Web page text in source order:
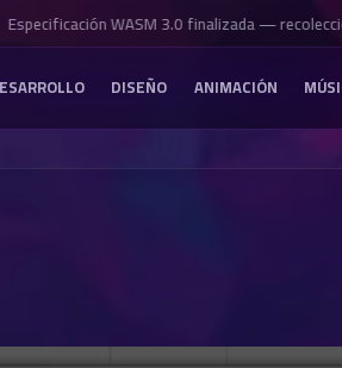
Especificación WASM 3.0 finalizada —
DISEÑO ANIMACIÓN